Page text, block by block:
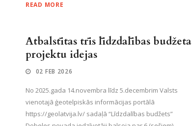
READ MORE
Atbalstītas trīs līdzdalības budžeta
projektu idejas
02 FEB 2026
No 2025.gada 14.novembra līdz 5.decembrim Valsts
vienotajā ģeotelpiskās informācijas portālā
https://geolatvija.lv/ sadaļā “Līdzdalības budžets”